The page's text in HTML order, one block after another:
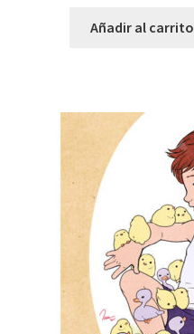
Añadir al carrito